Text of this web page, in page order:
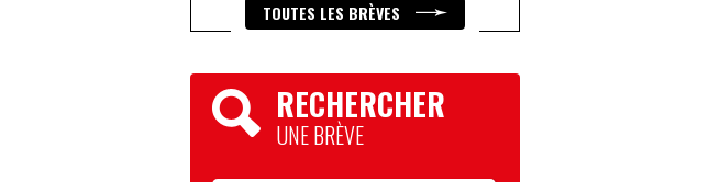
TOUTES LES BRÈVES
RECHERCHER
UNE BRÈVE